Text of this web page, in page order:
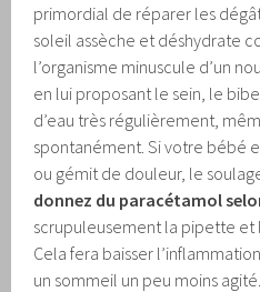
primordial de réparer les
soleil assèche et déshydrate
l’organisme minuscule d’un
en lui proposant le sein, le
d’eau très régulièrement,
spontanément. Si votre bébé
ou gémit de douleur, le
donnez du paracétamol
scrupuleusement la pipette et
Cela fera baisser
un sommeil un peu moins